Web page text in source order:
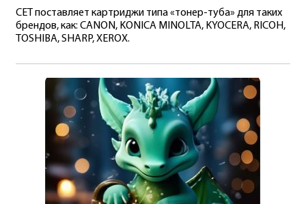
CET поставляет картриджи типа «тонер-туба» для таких
брендов, как: CANON, KONICA MINOLTA, KYOCERA, RICOH,
TOSHIBA, SHARP, XEROX.